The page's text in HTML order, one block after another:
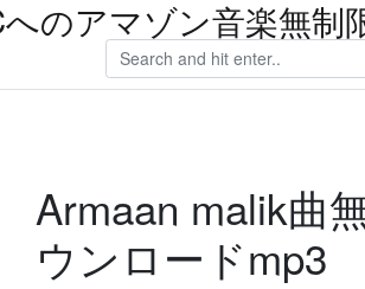
のアマゾン音楽無制
Armaan malik曲
ウンロードmp3